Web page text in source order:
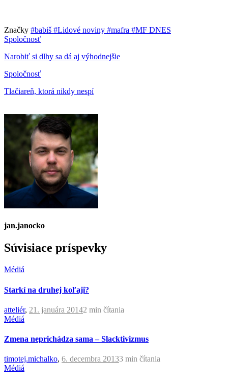
Značky #babiš #Lidové noviny #mafra #MF DNES
Spoločnosť
Narobiť si dlhy sa dá aj výhodnejšie
Spoločnosť
Tlačiareň, ktorá nikdy nespí
jan.janocko
Súvisiace príspevky
Médiá
Starkí na druhej koľaji?
atteliér, 21. januára 20142 min čítania
Médiá
Zmena neprichádza sama – Slacktivizmus
timotej.michalko, 6. decembra 20133 min čítania
Médiá